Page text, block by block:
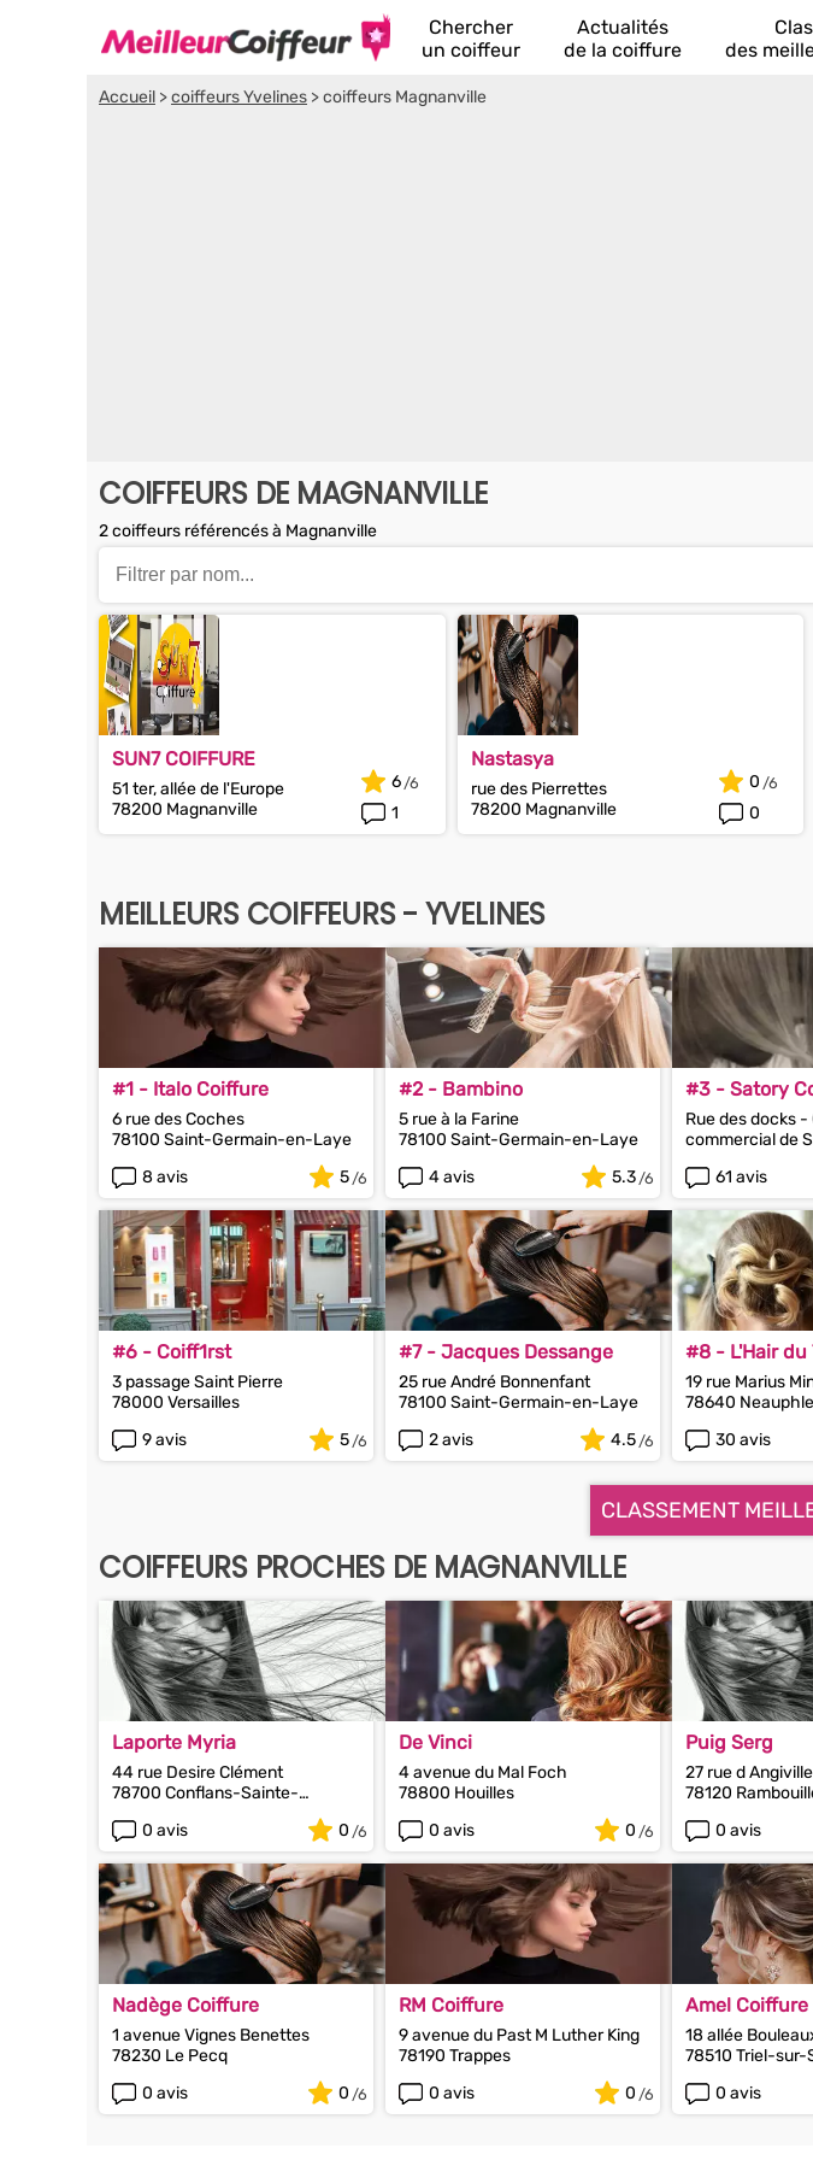
Chercher
un coiffeur
Actualités
de la coiffure
des
Accueil >coiffeurs Yvelines >coiffeurs Magnanville
COIFFEURS DE MAGNANVILLE
2 coiffeurs référencés à Magnanville
SUN7 COIFFURE
51 ter, allée de l'Europe
78200 Magnanville
1
6
Nastasya
rue des Pierrettes
78200 Magnanville
0
0
MEILLEURS COIFFEURS - YVELINES
#1 - Italo Coiffure
6 rue des Coches
78100 Saint-Germain-en-Laye
8 avis
5
#2 - Bambino
5 rue à la Farine
78100 Saint-Germain-en-Laye
4 avis
5.3
#3 - Satory
Rue des docks -
commercial de
61 avis
#6 - Coiff1rst
3 passage Saint Pierre
78000 Versailles
9 avis
5
#7 - Jacques Dessange
25 rue André Bonnenfant
78100 Saint-Germain-en-Laye
2 avis
4.5
#8 - L'Hair du
19 rue Marius
78640
30 avis
CLASSEMENT
COIFFEURS PROCHES DE MAGNANVILLE
Laporte Myria
44 rue Desire Clément
78700 Conflans-Sainte-
0 avis 0
De Vinci
4 avenue du Mal Foch
78800 Houilles
0 avis
0
Puig Serg
27 rue d
78120
0 avis
Nadège Coiffure
1 avenue Vignes Benettes
78230 Le Pecq
0 avis
0
RM Coiffure
9 avenue du Past M Luther King
78190 Trappes
0 avis
0
Amel Coiffure
18 allée
78510 Triel-sur-
0 avis